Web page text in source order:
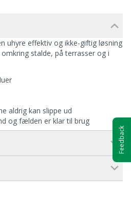
uhyre effektiv og ikke-giftig løsning
stalde, på terrasser og i
aldrig kan slippe ud
og fælden er klar til brug
Feedback